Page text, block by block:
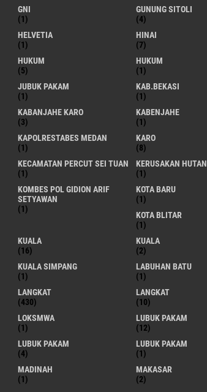
GNI
(1)
GUNUNG SITOLI
(4)
HELVETIA
(1)
HINAI
(7)
HUKUM
(5)
HUKUM
(1)
JUBUK PAKAM
(1)
KAB.BEKASI
(1)
KABANJAHE KARO
(3)
KABENJAHE
(1)
KAPOLRESTABES MEDAN
(1)
KARO
(8)
KECAMATAN PERCUT SEI TUAN
(1)
KERUSAKAN HUTAN
(1)
KOMBES POL GIDION ARIF
SETYAWAN
(1)
KOTA BARU
(1)
KOTA BLITAR
(1)
KUALA
(16)
KUALA
(2)
KUALA SIMPANG
(1)
LABUHAN BATU
(1)
LANGKAT
(430)
LANGKAT
(10)
LOKSMWA
(1)
LUBUK PAKAM
(12)
LUBUK PAKAM
(4)
LUBUK PAKAM
(1)
MADINAH
(1)
MAKASAR
(2)